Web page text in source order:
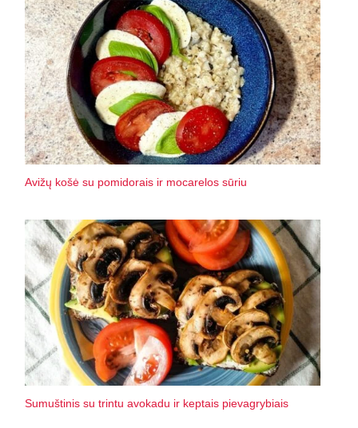
Avižų košė su pomidorais ir mocarelos sūriu
Sumuštinis su trintu avokadu ir keptais pievagrybiais